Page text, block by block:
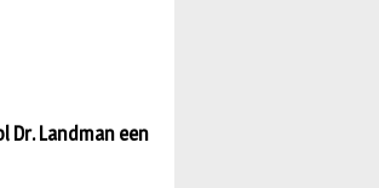
Dr. Landman een